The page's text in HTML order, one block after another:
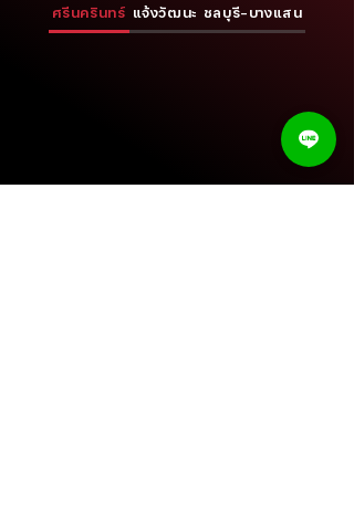
ศรีนครินทร์ แจ้งวัฒนะ ชลบุรี-บางแสน